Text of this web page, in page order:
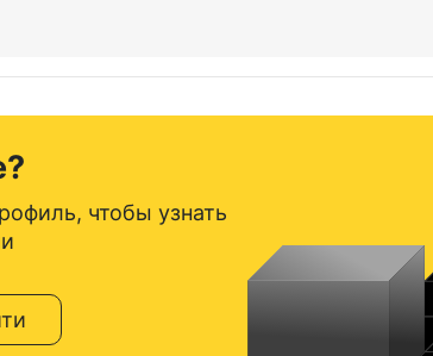
чтобы узнать